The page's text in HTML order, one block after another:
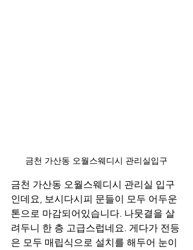
금천 가산동 오월스웨디시 관리실입구
금천 가산동 오월스웨디시 관리실 입구
인데요, 보시다시피 문들이 모두 어두운
톤으로 마감되어있습니다. 나뭇결을 살
려두니 한 층 고급스럽네요. 게다가 전등
은 모두 매립식으로 설치를 해두어 눈이